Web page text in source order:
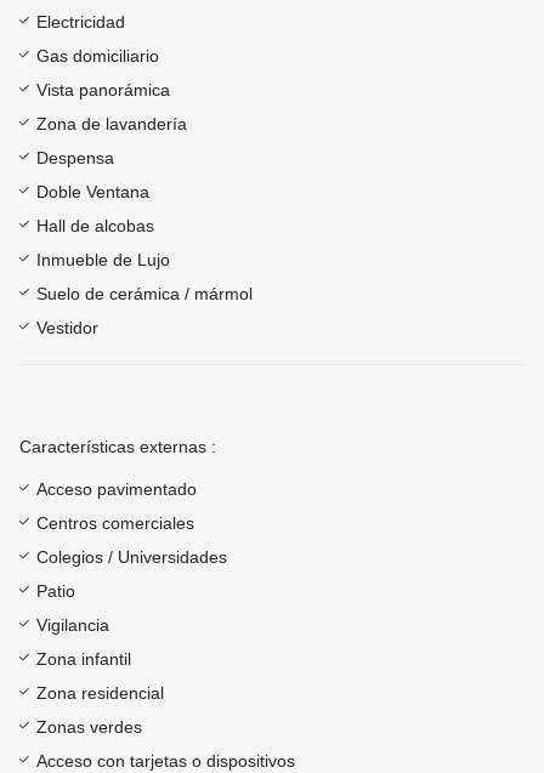
Electricidad
Gas domiciliario
Vista panorámica
Zona de lavandería
Despensa
Doble Ventana
Hall de alcobas
Inmueble de Lujo
Suelo de cerámica / mármol
Vestidor
Características externas :
Acceso pavimentado
Centros comerciales
Colegios / Universidades
Patio
Vigilancia
Zona infantil
Zona residencial
Zonas verdes
Acceso con tarjetas o dispositivos